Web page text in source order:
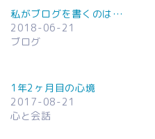
私がブログを書くのは…
2018-06-21
ブログ
1年2ヶ月目の心境
2017-08-21
心と会話